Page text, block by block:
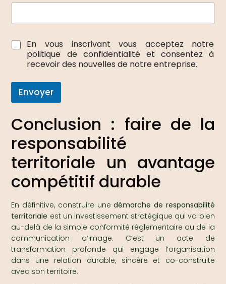
m
E
m
a
l
*
En vous inscrivant vous acceptez notre
politique de confidentialité et consentez à
recevoir des nouvelles de notre entreprise.
Envoyer
Conclusion : faire de la
responsabilité
territoriale un avantage
compétitif durable
En définitive, construire unedémarche de responsabilité
territoriale est un investissement stratégique qui va bien
au-delà de la simple conformité réglementaire ou de la
communication d’image. C’est un acte de
transformation profonde qui engage l’organisation
dans une relation durable, sincère et co-construite
avec son territoire.